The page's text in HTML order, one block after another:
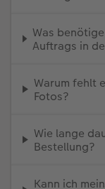
Was
Auftrags in
Warum fehlt
Fotos?
Wie lange
Bestellung?
Kann ich